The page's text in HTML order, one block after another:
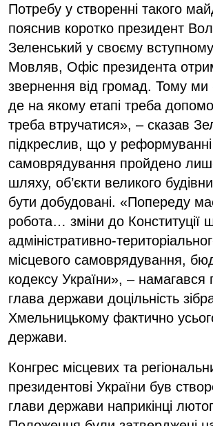
Потребу у створенні такого
пояснив коротко президент
Зеленський у своєму
Мовляв, Офіс президента
звернення від громад. Тому ми
де на якому етапі треба
треба втручатися», – сказав
підкреслив, що у реформуванні
самоврядування пройдено
шляху, об’єкти великого
бути добудовані. «Попереду
робота… зміни до Конституції
адміністративно-
місцевого самоврядування,
кодексу України», – намагався
глава держави доцільність
Хмельницькому фактично
держави.
Конгрес місцевих та
президентові України був
глави держави наприкінці